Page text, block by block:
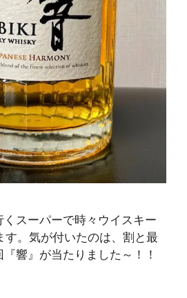
スーパーで時々ウイスキー
す。気が付いたのは、割と最
響』が当たりました～！！